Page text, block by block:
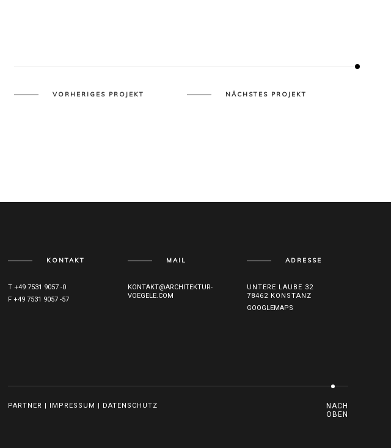
VORHERIGES PROJEKT NÄCHSTES PROJEKT
KONTAKT
T +49 7531 9057 -0
F +49 7531 9057 -57
MAIL
KONTAKT@ARCHITEKTUR-
VOEGELE.COM
ADRESSE
UNTERE LAUBE 32
78462 KONSTANZ
GOOGLEMAPS
PARTNER | IMPRESSUM | DATENSCHUTZ
NACH
OBEN